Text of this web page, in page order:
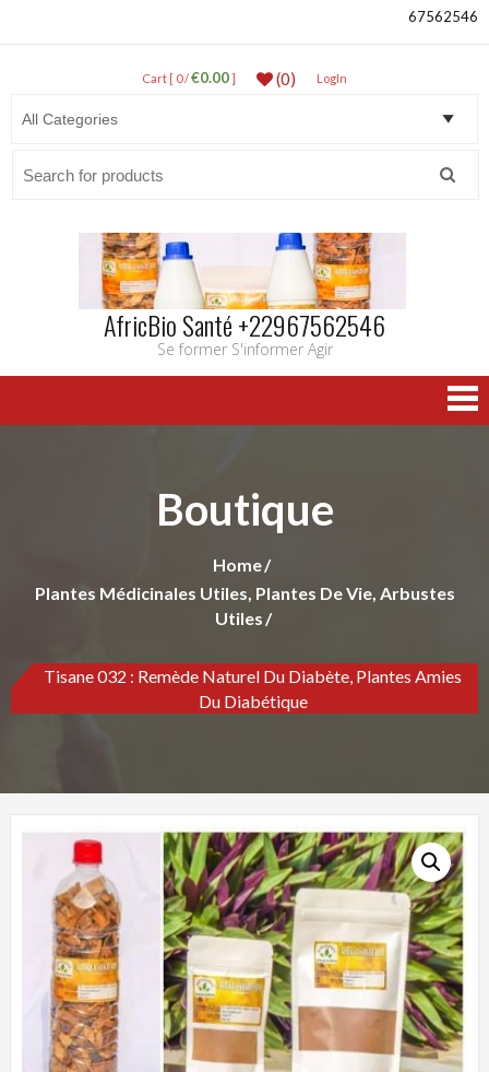
67562546
Cart [ 0 /€0.00] (0) LogIn
AfricBio Santé +22967562546
Se former S'informer Agir
Boutique
Home
Plantes Médicinales Utiles, Plantes De Vie, Arbustes
Utiles
Tisane 032 : Remède Naturel Du Diabète, Plantes Amies
Du Diabétique